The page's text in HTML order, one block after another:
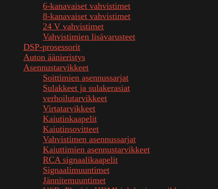
6-kanavaiset vahvistimet
8-kanavaiset vahvistimet
24 V vahvistimet
Vahvistimien lisävarusteet
DSP-prosessorit
Auton äänieristys
Asennustarvikkeet
Soittimien asennussarjat
Sulakkeet ja sulakerasiat
verhoilutarvikkeet
Virtatarvikkeet
Kaiutinkaapelit
Kaiutinsovitteet
Vahvistimen asennussarjat
Kaiuttimien asennustarvikkeet
RCA signaalikaapelit
Signaalimuuntimet
Jännitemuuntimet